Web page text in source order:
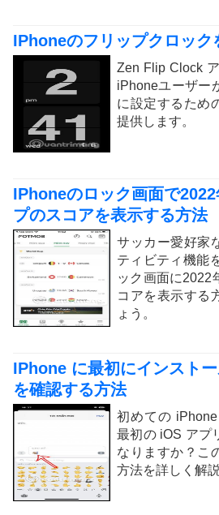
IPhoneのフリップクロック
Zen Flip Clock
iPhoneユーザー
に設定するため
提供します。
IPhoneのロック画面で
プのスコアを表示する方法
サッカー愛好家
ティビティ機能
ック画面に2022
コアを表示する
ょう。
IPhone に最初にインスト
を確認する方法
初めての
最初の iOS アプ
なりますか？こ
方法を詳しく解